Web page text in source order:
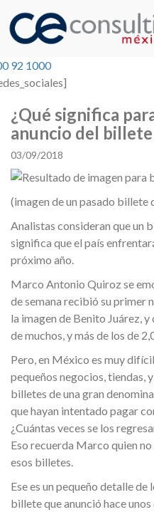
92 1000
¿Qué significa
anuncio del billete
03/09/2018
(imagen de un pasado
Analistas consideran que un
significa que el país
próximo año.
Marco Antonio Quiroz se
de semana recibió su primer
la imagen de Benito Juárez, y
de muchos, y más de los de
Pero, en México es muy
pequeños negocios, tiendas,
billetes de una gran
que hayan intentado pagar
¿Cuántas veces se los
Eso recuerda Marco quien
esos billetes.
Ese es un pequeño detalle de
billete que anunció hace